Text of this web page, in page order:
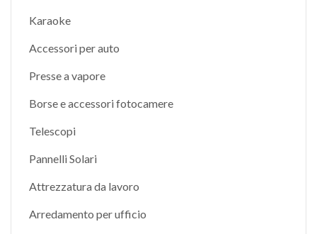
Karaoke
Accessori per auto
Presse a vapore
Borse e accessori fotocamere
Telescopi
Pannelli Solari
Attrezzatura da lavoro
Arredamento per ufficio